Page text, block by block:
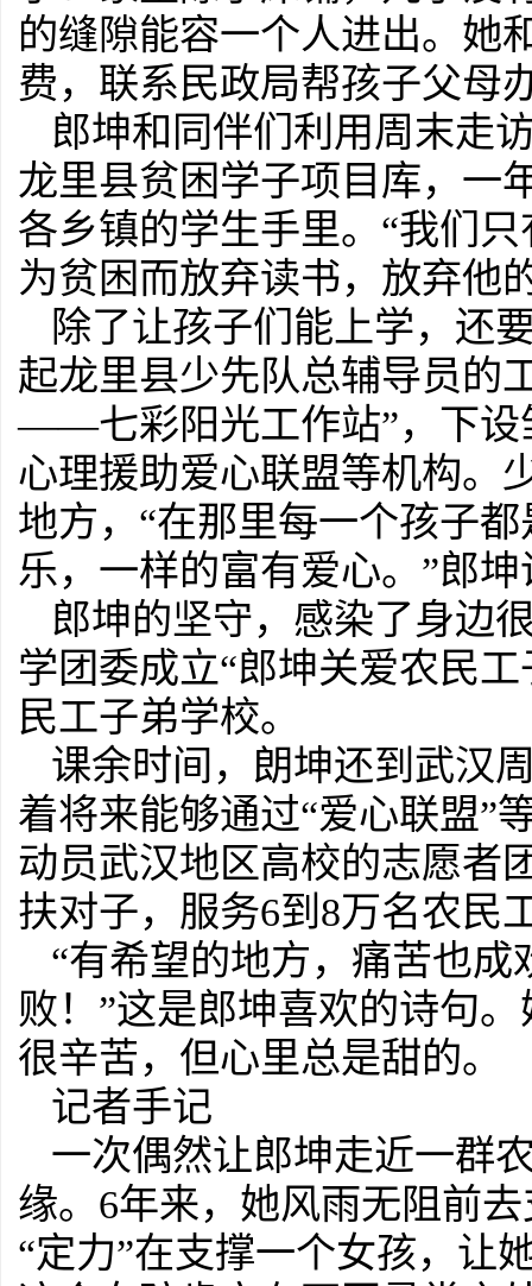
的缝隙能容一个人进出。她
费，联系民政局帮孩子父
郎坤和同伴们利用周末走
龙里县贫困学子项目库，一
各乡镇的学生手里。“我们
为贫困而放弃读书，放弃他
除了让孩子们能上学，还
起龙里县少先队总辅导员的
——七彩阳光工作站”，下设
心理援助爱心联盟等机构。
地方，“在那里每一个孩子
乐，一样的富有爱心。”郎坤
郎坤的坚守，感染了身边
学团委成立“郎坤关爱农民
民工子弟学校。
课余时间，朗坤还到武汉
着将来能够通过“爱心联盟”
动员武汉地区高校的志愿者
扶对子，服务6到8万名农民
“有希望的地方，痛苦也
败！”这是郎坤喜欢的诗句
很辛苦，但心里总是甜的。
记者手记
一次偶然让郎坤走近一群
缘。6年来，她风雨无阻前
“定力”在支撑一个女孩，让